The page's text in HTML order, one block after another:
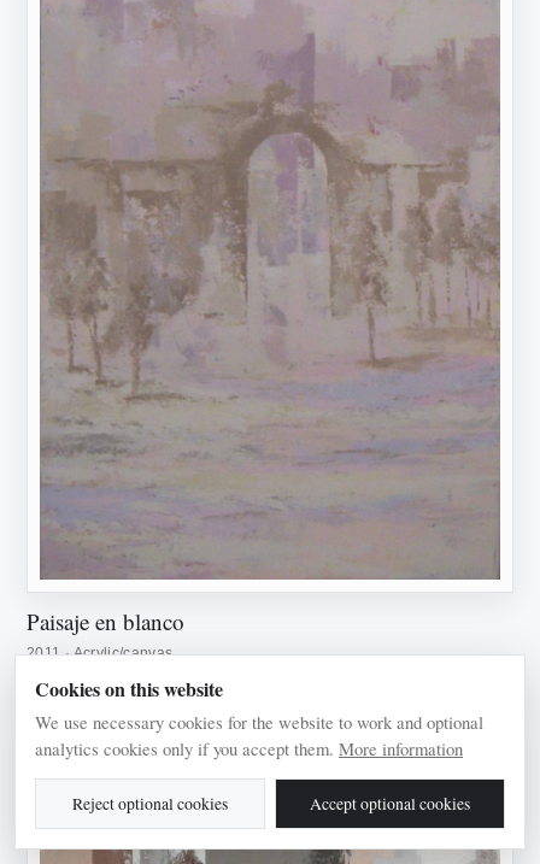
Paisaje en blanco
2011 · Acrylic/canvas
Cookies on this website
We use necessary cookies for the website to work and optional
analytics cookies only if you accept them. More information
Reject optional cookies Accept optional cookies